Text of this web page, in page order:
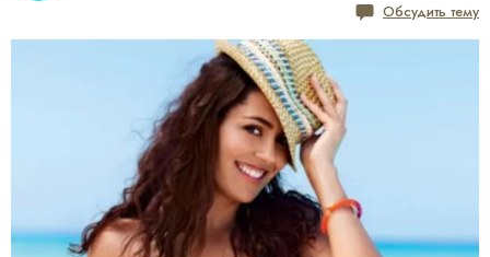
Обсудить тему